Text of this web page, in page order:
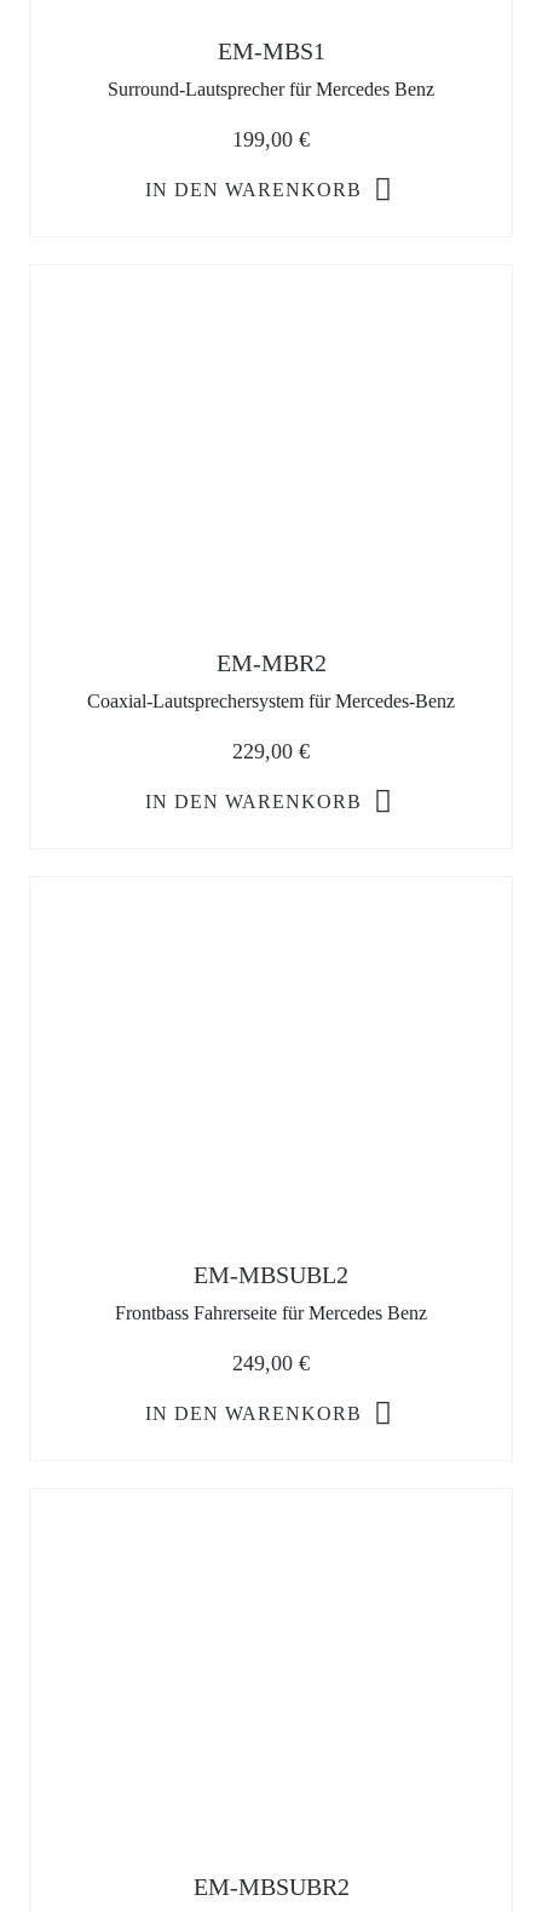
EM-MBS1
Surround-Lautsprecher für Mercedes Benz
199,00 €
IN DEN WARENKORB
EM-MBR2
Coaxial-Lautsprechersystem für Mercedes-Benz
229,00 €
IN DEN WARENKORB
EM-MBSUBL2
Frontbass Fahrerseite für Mercedes Benz
249,00 €
IN DEN WARENKORB
EM-MBSUBR2